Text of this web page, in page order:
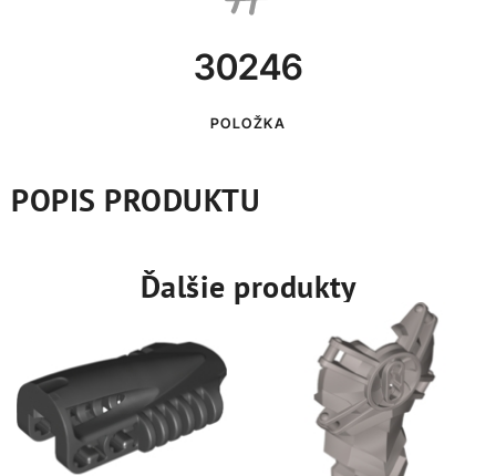
30246
POLOŽKA
POPIS PRODUKTU
Ďalšie produkty